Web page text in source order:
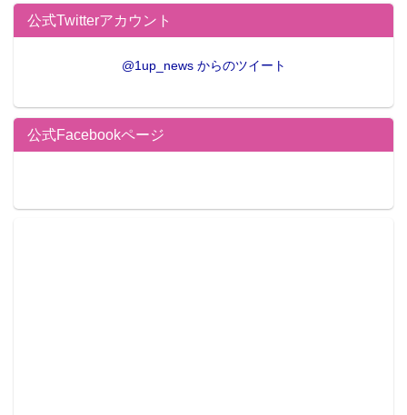
公式Twitterアカウント
@1up_news からのツイート
公式Facebookページ